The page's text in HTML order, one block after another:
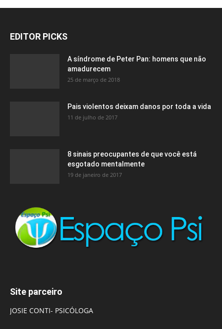
EDITOR PICKS
A síndrome de Peter Pan: homens que não
amadurecem
25 de março de 2018
Pais violentos deixam danos por toda a vida
11 de julho de 2017
8 sinais preocupantes de que você está
esgotado mentalmente
19 de janeiro de 2017
Site parceiro
JOSIE CONTI- PSICÓLOGA